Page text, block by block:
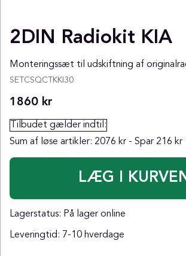
2DIN Radiokit KIA
Monteringssæt til udskiftning af
SETCSQCTKKI30
1860 kr
Tilbudet gælder indtil:
Sum af løse artikler: 2076 kr - Spar 216 kr
Lagerstatus: På lager online
Leveringtid: 7-10 hverdage